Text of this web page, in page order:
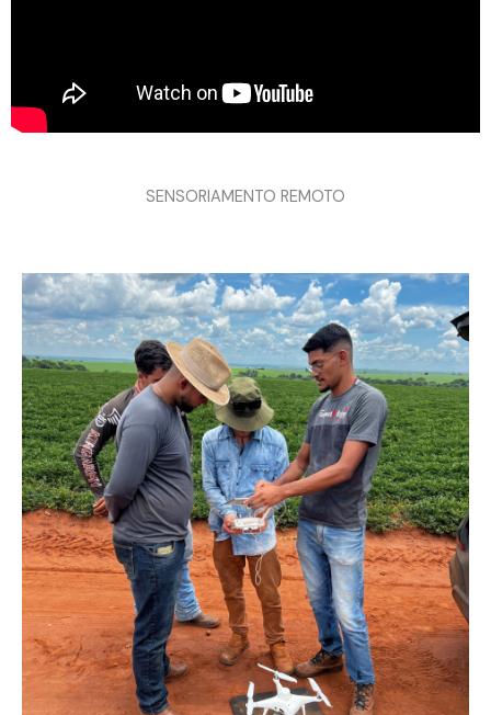
SENSORIAMENTO REMOTO